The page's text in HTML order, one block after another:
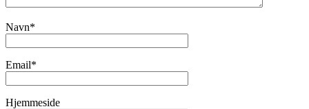
Navn*
Email*
Hjemmeside